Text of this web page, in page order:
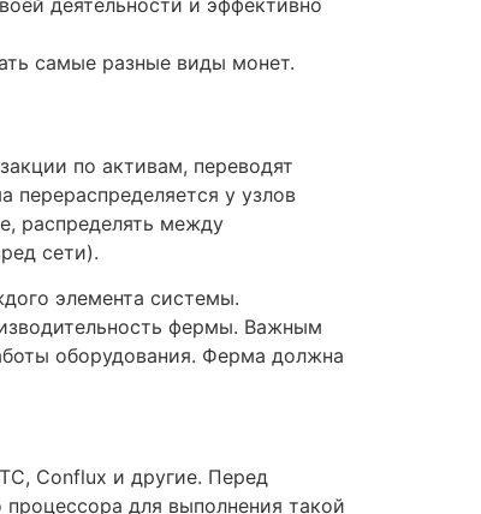
самые разные виды монет.
по активам, переводят
у узлов
распределять между
сети).
элемента системы.
фермы. Важным
оборудования. Ферма должна
Conflux и другие. Перед
для выполнения такой